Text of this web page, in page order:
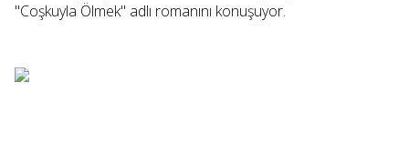
"Coşkuyla Ölmek" adlı romanını konuşuyor.